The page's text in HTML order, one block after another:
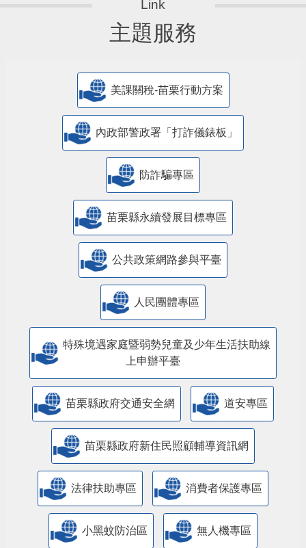
主題服務
美課關稅-苗栗行動方案
內政部警政署「打詐儀錶板」
防詐騙專區
苗栗縣永續發展目標專區
公共政策網路參與平臺
人民團體專區
特殊境遇家庭暨弱勢兒童及少年生活扶助線
上申辦平臺
苗栗縣政府交通安全網 道安專區
苗栗縣政府新住民照顧輔導資訊網
法律扶助專區 消費者保護專區
小黑蚊防治區 無人機專區